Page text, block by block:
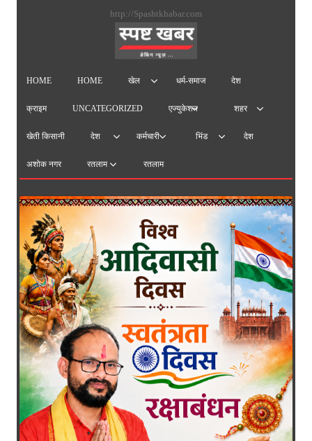
http://Spashtkhabar.com
HOME HOME खेल धर्म-समाज देश
क्राइम UNCATEGORIZED एज्युकेशन शहर
खेती किसानी देश कर्मचारी भिंड देश
अशोक नगर रतलाम रतलाम